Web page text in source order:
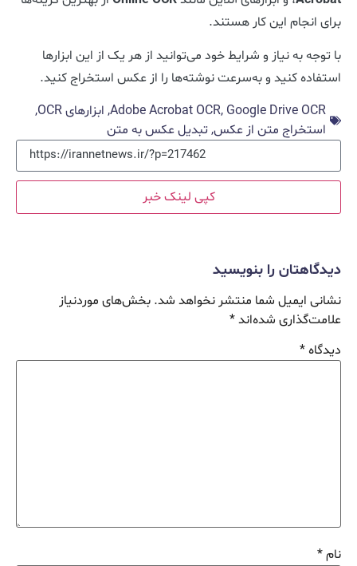
برای انجام این کار هستند.
با توجه به نیاز و شرایط خود می‌توانید از هر یک از این ابزارها
استفاده کنید و به‌سرعت نوشته‌ها را از عکس استخراج کنید.
Adobe Acrobat OCR,Google Drive OCR
,ابزارهای OCR
,
استخراج متن از عکس,تبدیل عکس به متن
کپی لینک خبر
دیدگاهتان را بنویسید
نشانی ایمیل شما منتشر نخواهد شد.بخش‌های موردنیاز
علامت‌گذاری شده‌اند*
دیدگاه*
نام*